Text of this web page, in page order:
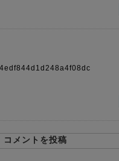
コメントを投稿